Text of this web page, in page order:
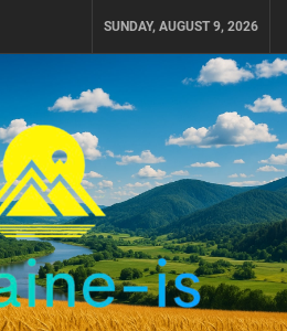
SUNDAY, AUGUST 9, 2026